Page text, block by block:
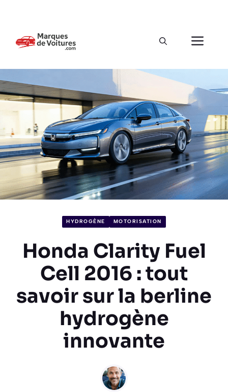
HYDROGÈNE MOTORISATION
Honda Clarity Fuel
Cell 2016 : tout
savoir sur la berline
hydrogène
innovante